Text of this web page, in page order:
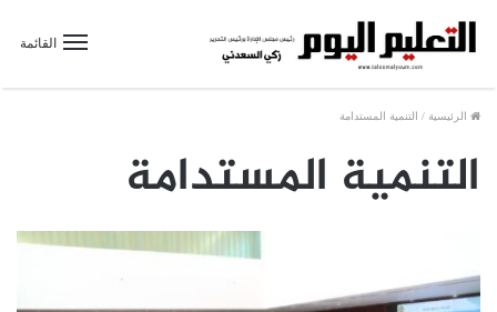
القائمة
الرئيسية / التنمية المستدامة
التنمية المستدامة